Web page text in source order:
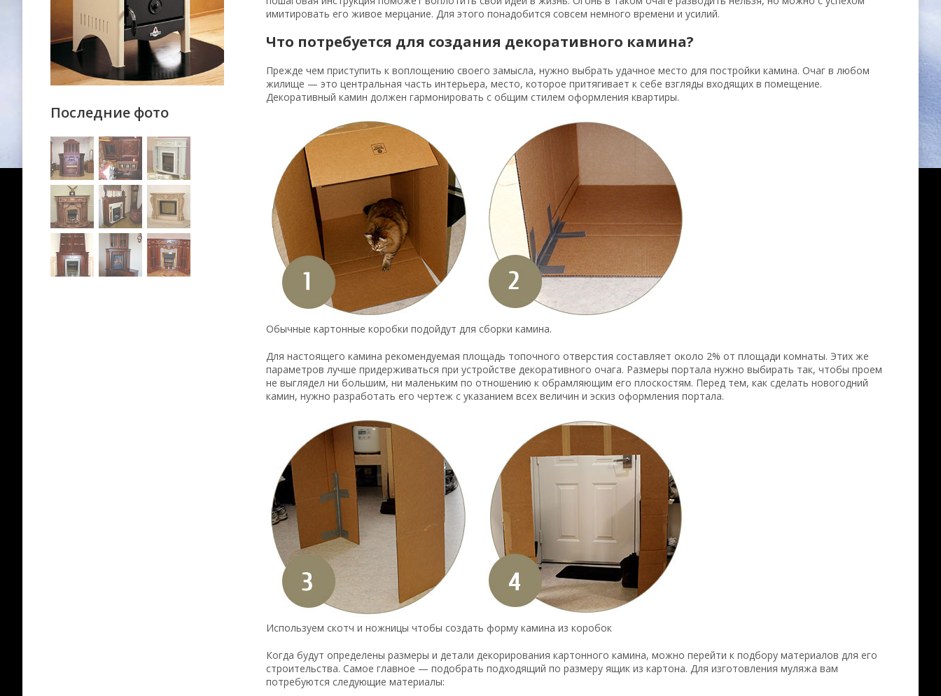
Последние фото
имитировать его живое мерцание. Для этого понадобится совсем немного времени и усилий.
Что потребуется для создания декоративного камина?
Прежде чем приступить к воплощению своего замысла, нужно выбрать удачное место для постройки камина. Очаг в любом
жилище — это центральная часть интерьера, место, которое притягивает к себе взгляды входящих в помещение.
Декоративный камин должен гармонировать с общим стилем оформления квартиры.
Обычные картонные коробки подойдут для сборки камина.
Для настоящего камина рекомендуемая площадь топочного отверстия составляет около 2% от площади комнаты. Этих же
параметров лучше придерживаться при устройстве декоративного очага. Размеры портала нужно выбирать так, чтобы проем
не выглядел ни большим, ни маленьким по отношению к обрамляющим его плоскостям. Перед тем, как сделать новогодний
камин, нужно разработать его чертеж с указанием всех величин и эскиз оформления портала.
Используем скотч и ножницы чтобы создать форму камина из коробок
Когда будут определены размеры и детали декорирования картонного камина, можно перейти к подбору материалов для его
строительства. Самое главное — подобрать подходящий по размеру ящик из картона. Для изготовления муляжа вам
потребуются следующие материалы: